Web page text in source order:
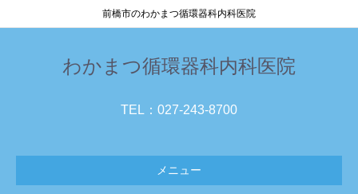
前橋市のわかまつ循環器科内科医院
わかまつ循環器科内科医院
TEL：027-243-8700
メニュー